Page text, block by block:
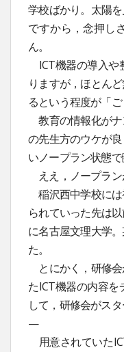
学校ばかり。太陽
ですから，念押し
ん。
ICT機器の導入や
りますが，ほとん
るという程度が「
教育の情報化が
の先生方のウケが
いノープラン状態で
ええ，ノープラン
稲沢西中学校に
られていった先は
に名古屋文理大学
た。
とにかく，研修
たICT機器の内容
して，研修会がスタ
—
用意されていた